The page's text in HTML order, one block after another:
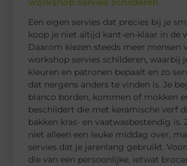
Een eigen servies dat precies bij je
koop je niet altijd kant-en-klaar in de
Daarom kiezen steeds meer mensen
workshop servies schilderen, waarbij
kleuren en patronen bepaalt en zo
dat nergens anders te vinden is. Je
blanco borden, kommen of mokken
beschildert die met keramische verf
bakken kras- en vaatwasbestendig is.
niet alleen een leuke middag over,
servies dat je jarenlang gebruikt.
die van een persoonlijke, ietwat